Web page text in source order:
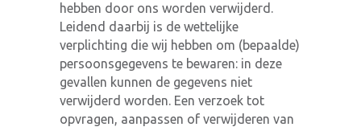
hebben door ons worden verwijderd.
Leidend daarbij is de wettelijke
verplichting die wij hebben om (bepaalde)
persoonsgegevens te bewaren: in deze
gevallen kunnen de gegevens niet
verwijderd worden. Een verzoek tot
opvragen, aanpassen of verwijderen van